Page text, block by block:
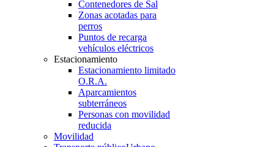
Contenedores de Sal
Zonas acotadas para
perros
Puntos de recarga
vehículos eléctricos
Estacionamiento
Estacionamiento limitado
O.R.A.
Aparcamientos
subterráneos
Personas con movilidad
reducida
Movilidad